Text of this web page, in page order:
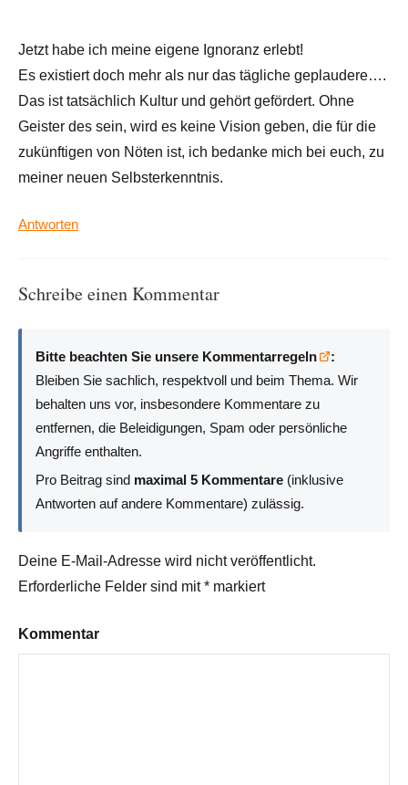
Jetzt habe ich meine eigene Ignoranz erlebt!
Es existiert doch mehr als nur das tägliche geplaudere….
Das ist tatsächlich Kultur und gehört gefördert. Ohne
Geister des sein, wird es keine Vision geben, die für die
zukünftigen von Nöten ist, ich bedanke mich bei euch, zu
meiner neuen Selbsterkenntnis.
Antworten
Schreibe einen Kommentar
Bitte beachten Sie unsere Kommentarregeln
:
Bleiben Sie sachlich, respektvoll und beim Thema. Wir
behalten uns vor, insbesondere Kommentare zu
entfernen, die Beleidigungen, Spam oder persönliche
Angriffe enthalten.
Pro Beitrag sind maximal 5 Kommentare (inklusive
Antworten auf andere Kommentare) zulässig.
Deine E-Mail-Adresse wird nicht veröffentlicht.
Erforderliche Felder sind mit* markiert
Kommentar